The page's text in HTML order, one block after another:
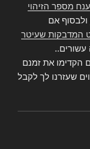
מספר הזיהוי
ולבסוף אם
המדבקות שעיטר
עשורים..
הקדימו את זמנם
שעזרנו לך לקבל